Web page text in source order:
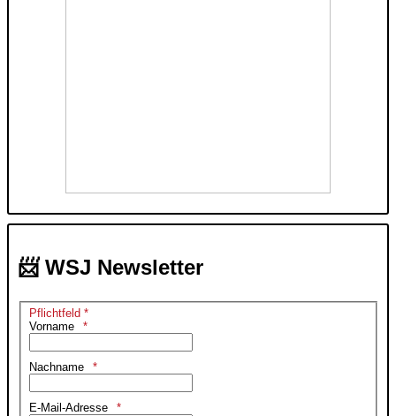
📨 WSJ Newsletter
Pflichtfeld *
Vorname
Nachname
E-Mail-Adresse